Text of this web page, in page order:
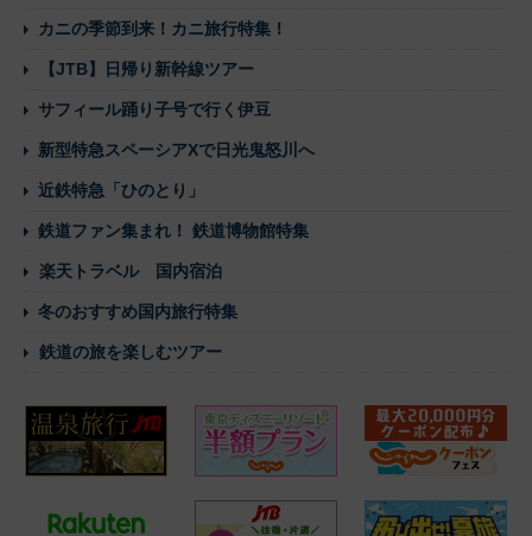
カニの季節到来！カニ旅行特集！
【JTB】日帰り新幹線ツアー
サフィール踊り子号で行く伊豆
新型特急スペーシアXで日光鬼怒川へ
近鉄特急「ひのとり」
鉄道ファン集まれ！ 鉄道博物館特集
楽天トラベル 国内宿泊
冬のおすすめ国内旅行特集
鉄道の旅を楽しむツアー